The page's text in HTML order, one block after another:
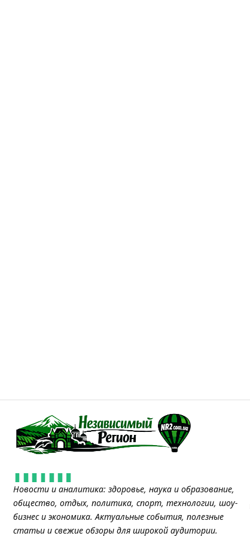
Новости и аналитика: здоровье, наука и образование,
общество, отдых, политика, спорт, технологии, шоу-
бизнес и экономика. Актуальные события, полезные
статьи и свежие обзоры для широкой аудитории.